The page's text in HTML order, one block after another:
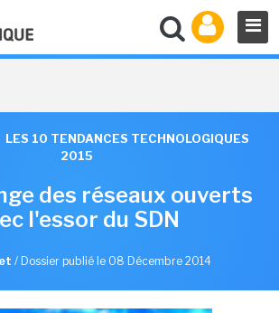
LES 10 TENDANCES TECHNOLOGIQUES
2015
des réseaux ouverts
l'essor du SDN
/ Dossier publié le 08 Décembre 2014